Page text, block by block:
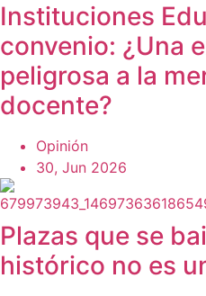
Instituciones
convenio: ¿Una
peligrosa a la
docente?
Opinión
30, Jun 2026
Plazas que se
histórico no es